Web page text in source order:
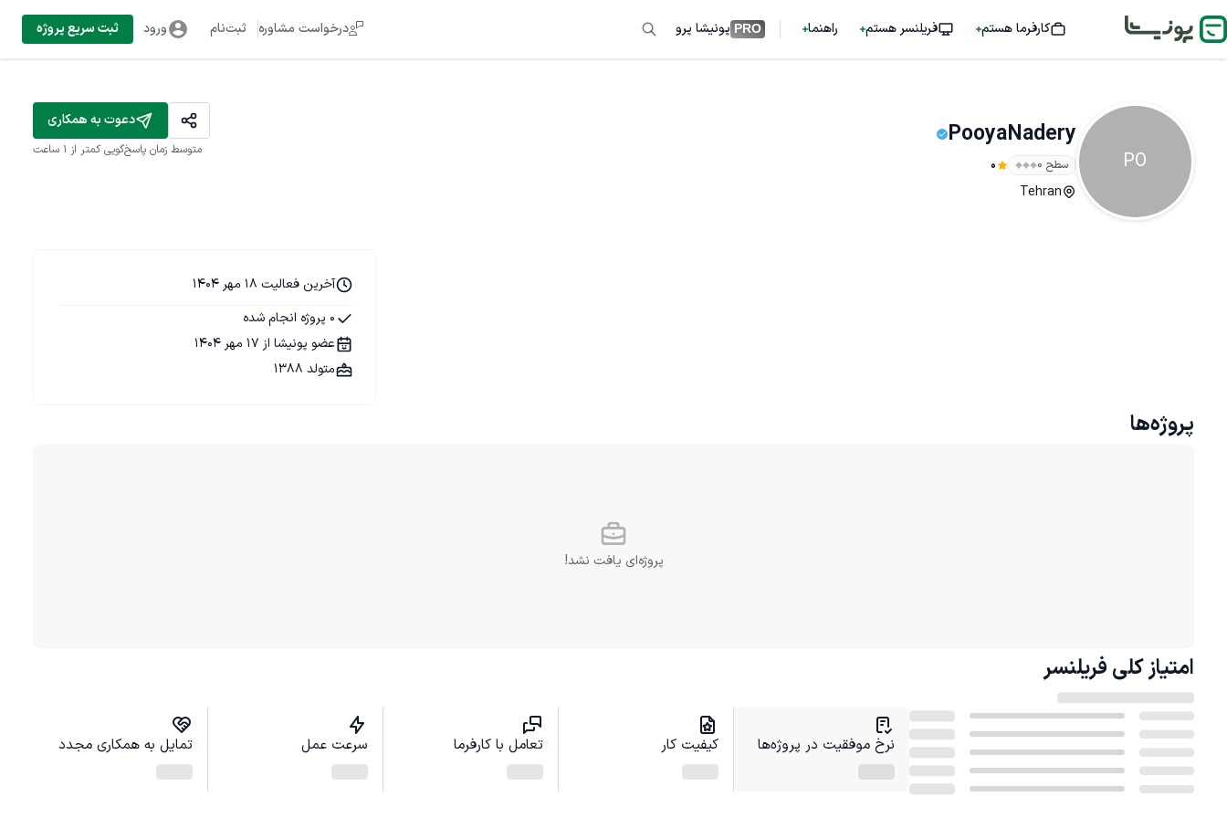
کارفرما هستم فریلنسر هستم راهنما PRO پونیشا پرو درخواست مشاوره ثبت‌نام ورود ثبت سریع پروژه
PO
PooyaNadery
سطح ۰ 0
Tehran
دعوت به همکاری
متوسط زمان پاسخ‌گویی کمتر از 1 ساعت
آخرین فعالیت 18 مهر 1404
0 پروژه انجام شده
عضو پونیشا از 17 مهر 1404
متولد 1388
پروژه‌ها
پروژه‌ای یافت نشد!
امتیاز کلی فریلنسر
نرخ موفقیت در پروژه‌ها کیفیت کار تعامل با کارفرما سرعت عمل تمایل به همکاری مجدد